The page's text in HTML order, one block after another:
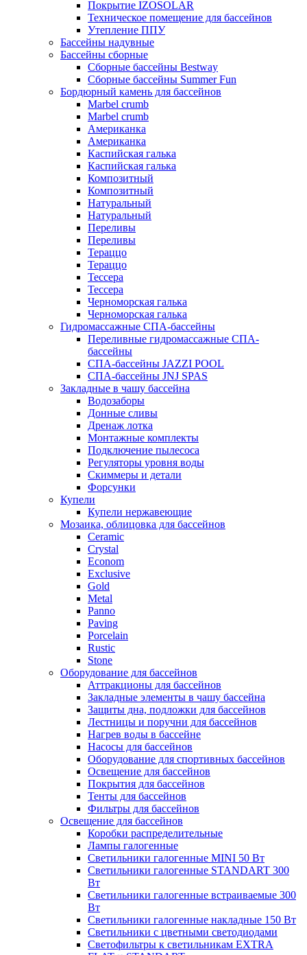
Покрытие IZOSOLAR
Техническое помещение для бассейнов
Утепление ППУ
Бассейны надувные
Бассейны сборные
Сборные бассейны Bestway
Сборные бассейны Summer Fun
Бордюрный камень для бассейнов
Marbel crumb
Marbel crumb
Американка
Американка
Каспийская галька
Каспийская галька
Композитный
Композитный
Натуральный
Натуральный
Переливы
Переливы
Тераццо
Тераццо
Тессера
Тессера
Черноморская галька
Черноморская галька
Гидромассажные СПА-бассейны
Переливные гидромассажные СПА-
бассейны
СПА-бассейны JAZZI POOL
СПА-бассейны JNJ SPAS
Закладные в чашу бассейна
Водозаборы
Донные сливы
Дренаж лотка
Монтажные комплекты
Подключение пылесоса
Регуляторы уровня воды
Скиммеры и детали
Форсунки
Купели
Купели нержавеющие
Мозаика, облицовка для бассейнов
Ceramic
Crystal
Econom
Exclusive
Gold
Metal
Panno
Paving
Porcelain
Rustic
Stone
Оборудование для бассейнов
Аттракционы для бассейнов
Закладные элементы в чашу бассейна
Защиты дна, подложки для бассейнов
Лестницы и поручни для бассейнов
Нагрев воды в бассейне
Насосы для бассейнов
Оборудование для спортивных бассейнов
Освещение для бассейнов
Покрытия для бассейнов
Тенты для бассейнов
Фильтры для бассейнов
Освещение для бассейнов
Коробки распределительные
Лампы галогенные
Светильники галогенные MINI 50 Вт
Светильники галогенные STANDART 300
Вт
Светильники галогенные встраиваемые 300
Вт
Светильники галогенные накладные 150 Вт
Светильники с цветными светодиодами
Светофильтры к светильникам EXTRA